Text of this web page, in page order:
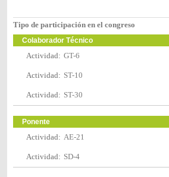
Tipo de participación en el congreso
Colaborador Técnico
Actividad: GT-6
Actividad: ST-10
Actividad: ST-30
Ponente
Actividad: AE-21
Actividad: SD-4